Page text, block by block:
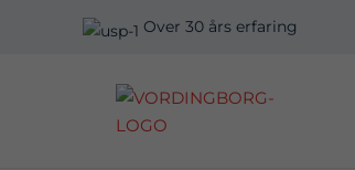
Over 30 års erfaring